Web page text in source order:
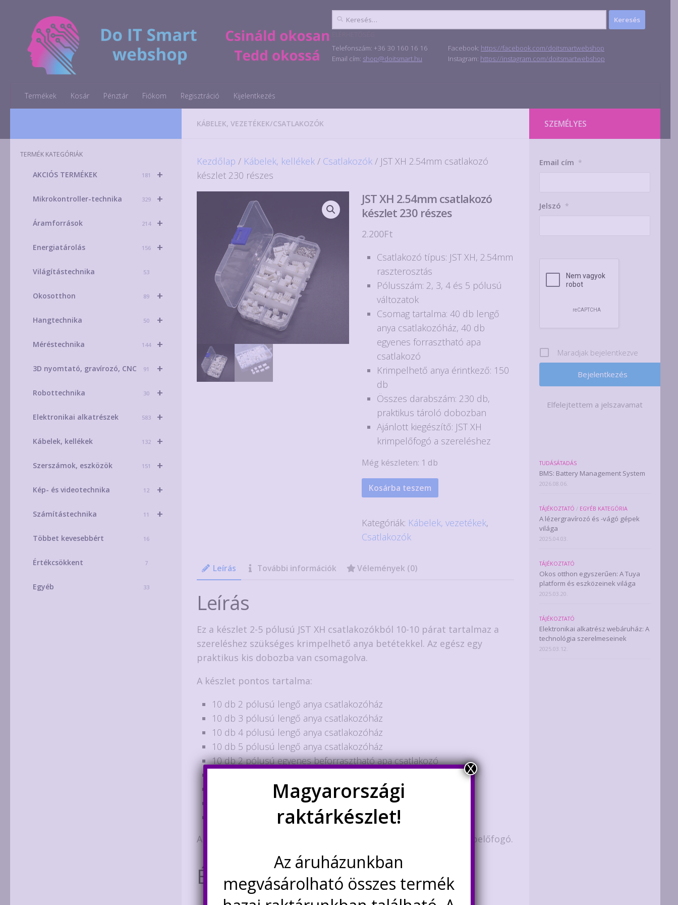
Skip to content Keresés:
Telefonszám: +36 30 160 16 16 Facebook: https://facebook.com/doitsmartwebshop
Email cím: shop@doitsmart.hu Instagram: https://instagram.com/doitsmartwebshop
Termékek Kosár Pénztár Fiókom Regisztráció Kijelentkezés
KÁBELEK, VEZETÉKEK/CSATLAKOZÓK
Kezdőlap / Kábelek, kellékek / Csatlakozók / JST XH 2.54mm csatlakozó
készlet 230 részes
JST XH 2.54mm csatlakozó
készlet 230 részes
2.200Ft
Csatlakozó típus: JST XH, 2.54mm
raszterosztás
Pólusszám: 2, 3, 4 és 5 pólusú
változatok
Csomag tartalma: 40 db lengő
anya csatlakozóház, 40 db
egyenes forrasztható apa
csatlakozó
Krimpelhető anya érintkező: 150
db
Összes darabszám: 230 db,
praktikus tároló dobozban
Ajánlott kiegészítő: JST XH
krimpelőfogó a szereléshez
Még készleten: 1 db
JST
XH
csatlakozó
készlet
részes
Kosárba teszem
Kategóriák: Kábelek, vezetékek,
Csatlakozók
Leírás További információk Vélemények (0)
Leírás
Ez a készlet 2-5 pólusú JST XH csatlakozókból 10-10 párat tartalmaz a
szereléshez szükséges krimpelhető anya betétekkel. Az egész egy
praktikus kis dobozba van csomagolva.
A készlet pontos tartalma:
10 db 2 pólusú lengő anya csatlakozóház
10 db 3 pólusú lengő anya csatlakozóház
10 db 4 pólusú lengő anya csatlakozóház
10 db 5 pólusú lengő anya csatlakozóház
10 db 2 pólusú egyenes beforrasztható apa csatlakozó
10 db 4 pólusú egyenes beforrasztható apa csatlakozó
10 db 5 pólusú egyenes beforrasztható apa csatlakozó
150 db krimpelhető anya csatlakozó
A csatlakozók szereléséhez erősen ajánlott egy hozzá való krimpelőfogó.
Érdekelhetnek még…
TERMÉK KATEGÓRIÁK
+
AKCIÓS TERMÉKEK 181
+
Mikrokontroller-technika 329
+
Áramforrások 214
+
Energiatárolás 156
Világítástechnika 53
+
Okosotthon 89
+
Hangtechnika 50
+
Méréstechnika 144
+
3D nyomtató, gravírozó, CNC 91
+
Robottechnika 30
+
Elektronikai alkatrészek 583
+
Kábelek, kellékek 132
+
Szerszámok, eszközök 151
+
Kép- és videotechnika 12
+
Számítástechnika 11
Többet kevesebbért 16
Értékcsökkent 7
Egyéb 33
SZEMÉLYES
Email cím *
Jelszó *
Maradjak bejelentkezve
Elfelejtettem a jelszavamat
TUDÁSÁTADÁS
BMS: Battery Management System
2026.08.06.
TÁJÉKOZTATÓ / EGYÉB KATEGÓRIA
A lézergravírozó és -vágó gépek
világa
2025.04.03.
TÁJÉKOZTATÓ
Okos otthon egyszerűen: A Tuya
platform és eszközeinek világa
2025.03.20.
TÁJÉKOZTATÓ
Elektronikai alkatrész webáruház: A
technológia szerelmeseinek
2025.03.12.
Magyarországi
raktárkészlet!
Az áruházunkban
megvásárolható összes termék
X